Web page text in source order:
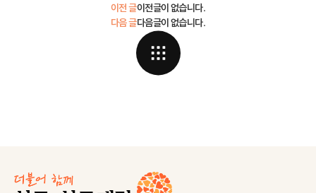
이전 글이전글이 없습니다.
다음글이 없습니다.
다음 글